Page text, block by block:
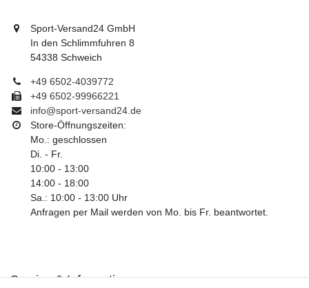
Sport-Versand24 GmbH
In den Schlimmfuhren 8
54338 Schweich
+49 6502-4039772
+49 6502-99966221
info@sport-versand24.de
Store-Öffnungszeiten:
Mo.: geschlossen
Di. - Fr.
10:00 - 13:00
14:00 - 18:00
Sa.: 10:00 - 13:00 Uhr
Anfragen per Mail werden von Mo. bis Fr. beantwortet.
Service & Informationen